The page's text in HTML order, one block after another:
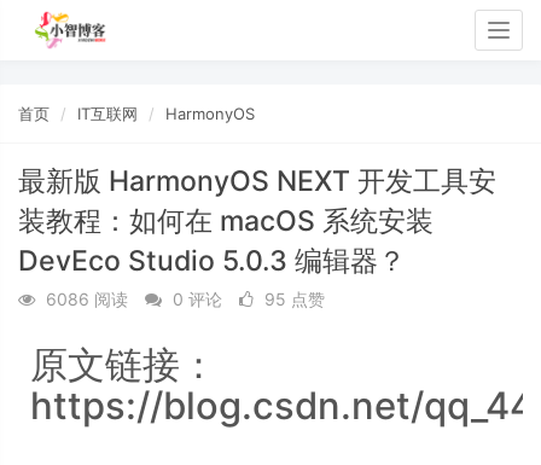
首页 IT互联网 HarmonyOS
最新版 HarmonyOS NEXT 开发工具安
装教程：如何在 macOS 系统安装
DevEco Studio 5.0.3 编辑器？
6086 阅读 0 评论 95 点赞
原文链接：
https://blog.csdn.net/